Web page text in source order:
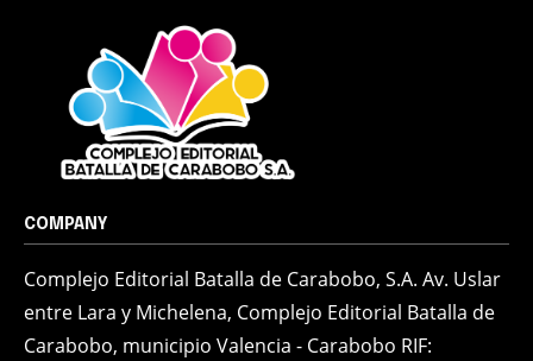
COMPANY
Complejo Editorial Batalla de Carabobo, S.A. Av. Uslar
entre Lara y Michelena, Complejo Editorial Batalla de
Carabobo, municipio Valencia - Carabobo RIF: